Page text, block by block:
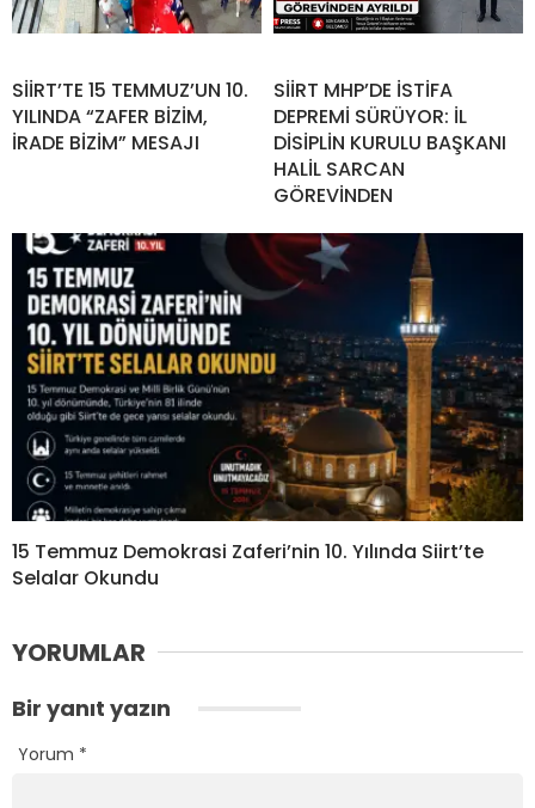
SİİRT’TE 15 TEMMUZ’UN 10.
YILINDA “ZAFER BİZİM,
İRADE BİZİM” MESAJI
SİİRT MHP’DE İSTİFA
DEPREMİ SÜRÜYOR: İL
DİSİPLİN KURULU BAŞKANI
HALİL SARCAN
GÖREVİNDEN
15 Temmuz Demokrasi Zaferi’nin 10. Yılında Siirt’te
Selalar Okundu
YORUMLAR
Bir yanıt yazın
Yorum *